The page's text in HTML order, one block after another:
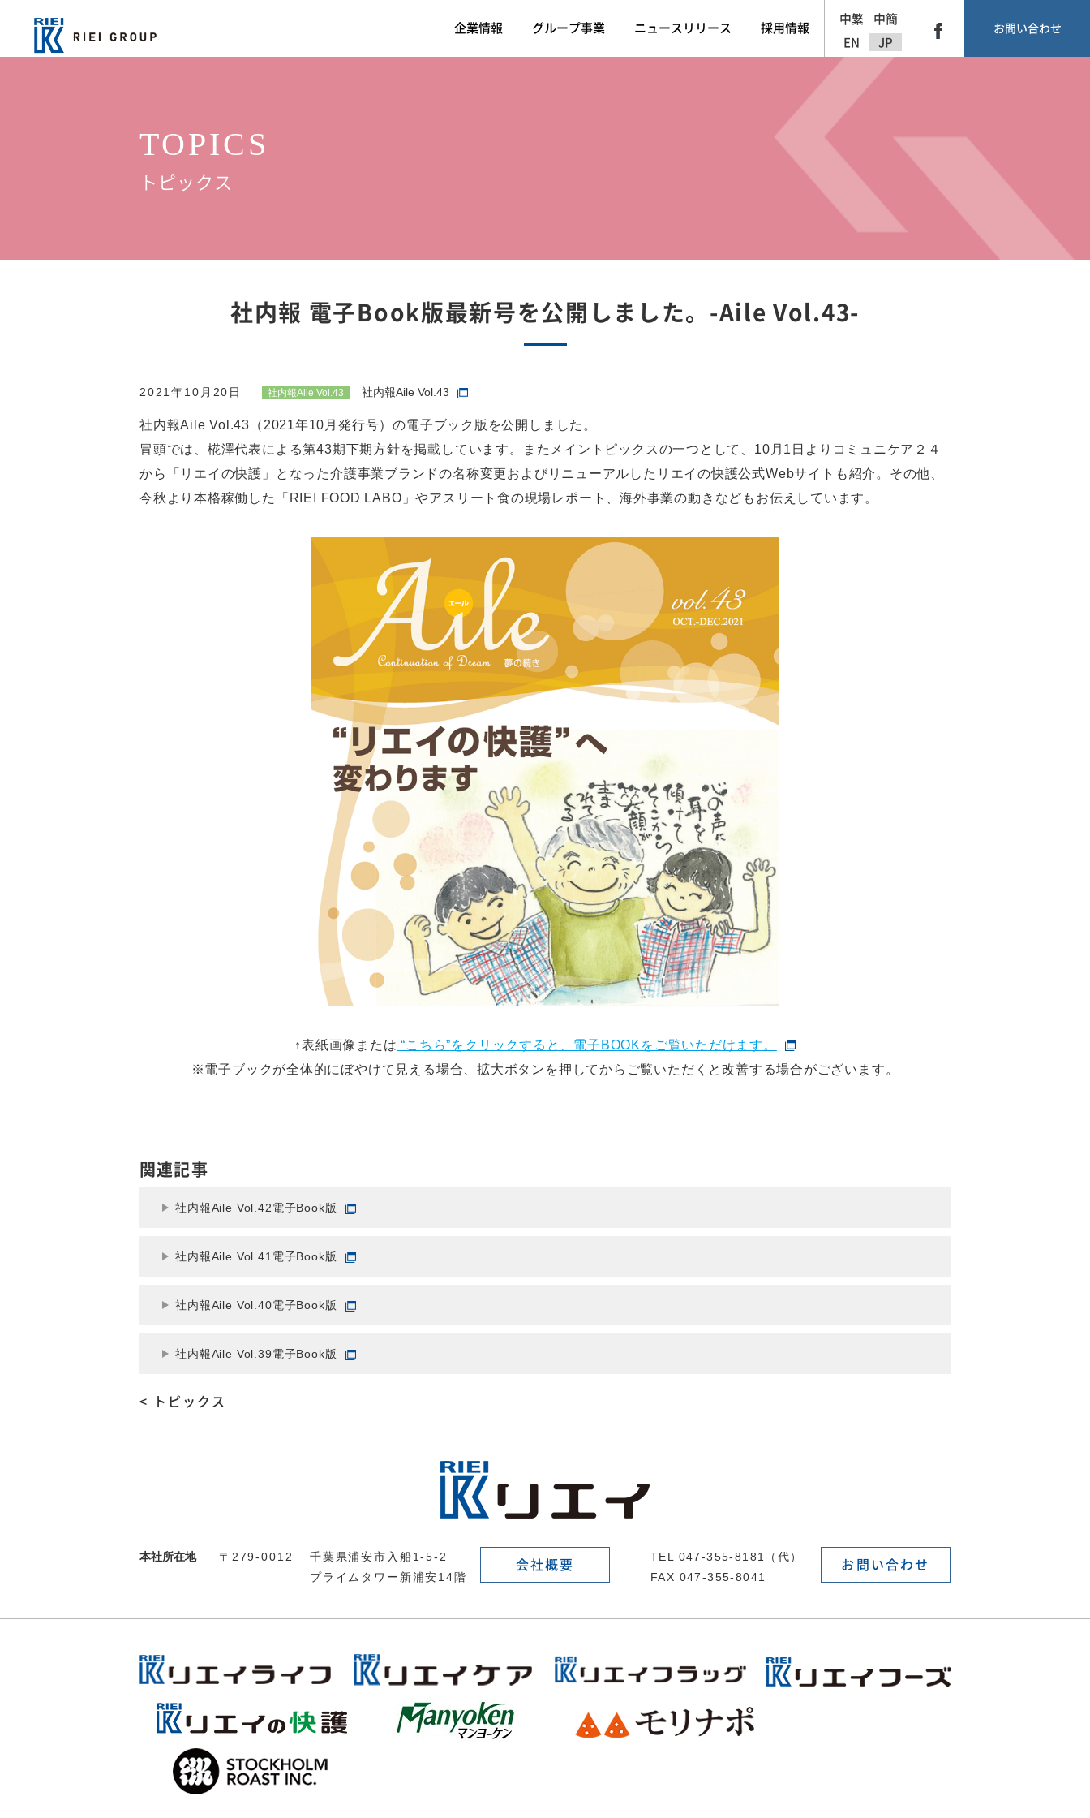
企業情報 グループ事業 ニュースリリース 採用情報
中繁
中簡
EN
JP
お問い合わせ
TOPICS
トピックス
社内報 電子Book版最新号を公開しました。-Aile Vol.43-
2021年10月20日 社内報Aile Vol.43 社内報Aile Vol.43
社内報Aile Vol.43（2021年10月発行号）の電子ブック版を公開しました。
冒頭では、椛澤代表による第43期下期方針を掲載しています。またメイントピックスの一つとして、10月1日よりコミュニケア２４
から「リエイの快護」となった介護事業ブランドの名称変更およびリニューアルしたリエイの快護公式Webサイトも紹介。その他、
今秋より本格稼働した「RIEI FOOD LABO」やアスリート食の現場レポート、海外事業の動きなどもお伝えしています。
↑表紙画像または “こちら”をクリックすると、電子BOOKをご覧いただけます。
※電子ブックが全体的にぼやけて見える場合、拡大ボタンを押してからご覧いただくと改善する場合がございます。
関連記事
社内報Aile Vol.42電子Book版
社内報Aile Vol.41電子Book版
社内報Aile Vol.40電子Book版
社内報Aile Vol.39電子Book版
< トピックス
本社所在地 〒279-0012
千葉県浦安市入船1-5-2
プライムタワー新浦安14階
会社概要
TEL 047-355-8181（代）
FAX 047-355-8041
お問い合わせ